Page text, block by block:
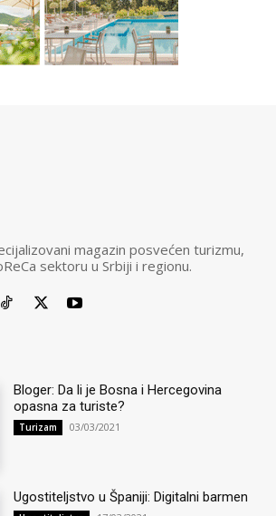
magazin posvećen turizmu,
sektoru u Srbiji i regionu.
Bloger: Da li je Bosna i Hercegovina
opasna za turiste?
Turizam 03/03/2021
Ugostiteljstvo u Španiji: Digitalni barmen